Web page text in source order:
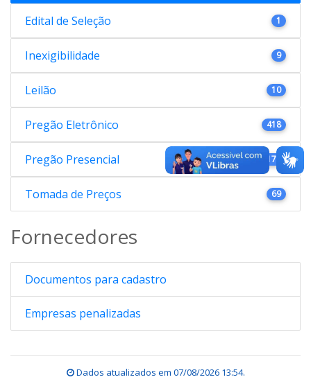
Edital de Seleção 1
Inexigibilidade 9
Leilão 10
Pregão Eletrônico 418
Pregão Presencial 176
Tomada de Preços 69
Fornecedores
Documentos para cadastro
Empresas penalizadas
Dados atualizados em 07/08/2026 13:54.